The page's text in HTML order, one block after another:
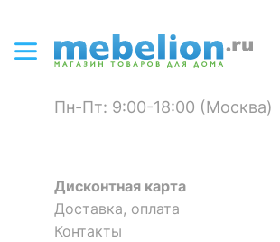
Скрыть
Пн-Пт: 9:00-18:00 (Москва)
Дисконтная карта
Доставка, оплата
Контакты